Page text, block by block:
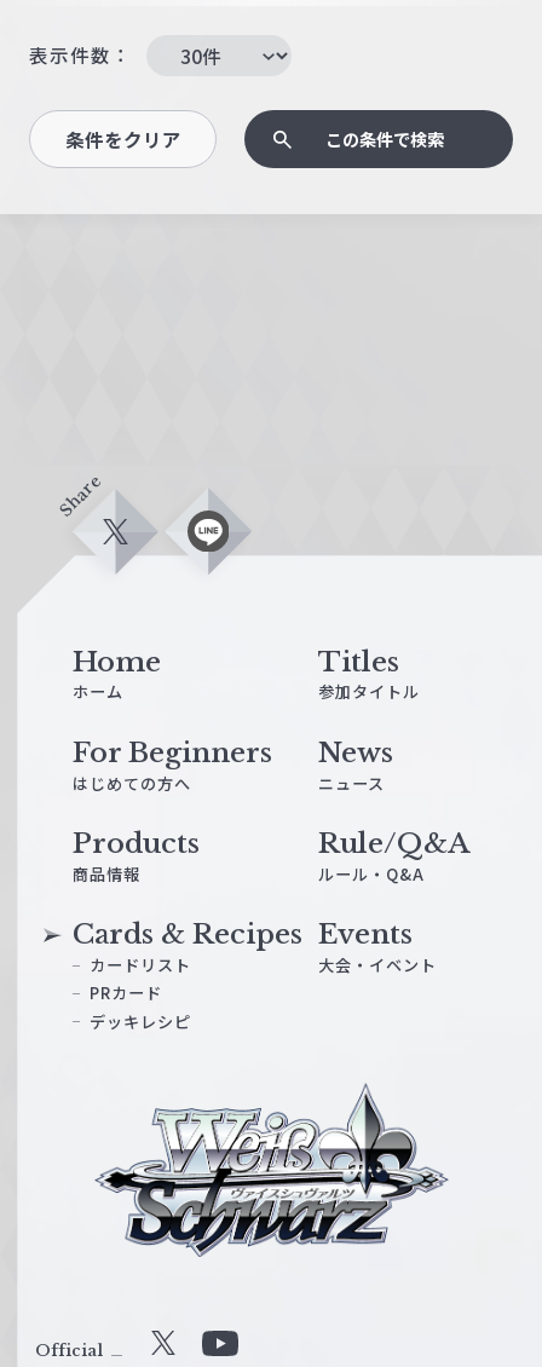
表示件数：
条件をクリア この条件で検索
Share
X L
ス
ル
Home
ホーム
Titles
参加タイトル
For Beginners
はじめての方へ
News
ニュース
Products
商品情報
Cards & Recipes
カードリスト
PRカード
デッキレシピ
Events
大会・イベント
Rule/Q&A
ルール・Q&A
Official X